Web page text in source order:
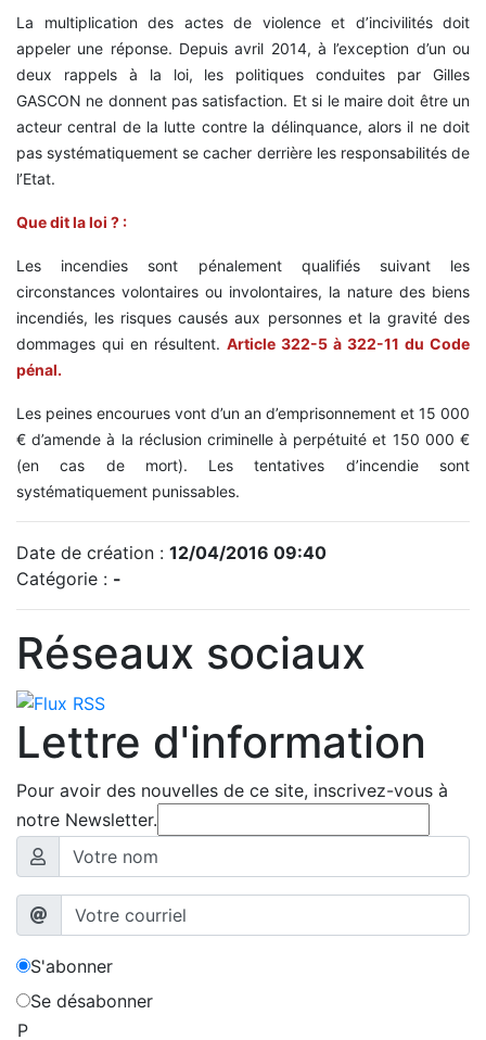
La multiplication des actes de violence et d’incivilités doit
appeler une réponse. Depuis avril 2014, à l’exception d’un ou
deux rappels à la loi, les politiques conduites par Gilles
GASCON ne donnent pas satisfaction. Et si le maire doit être un
acteur central de la lutte contre la délinquance, alors il ne doit
pas systématiquement se cacher derrière les responsabilités de
l’Etat.
Que dit la loi ? :
Les incendies sont pénalement qualifiés suivant les
circonstances volontaires ou involontaires, la nature des biens
incendiés, les risques causés aux personnes et la gravité des
dommages qui en résultent. Article 322-5 à 322-11 du Code
pénal.
Les peines encourues vont d’un an d’emprisonnement et 15 000
€ d’amende à la réclusion criminelle à perpétuité et 150 000 €
(en cas de mort). Les tentatives d’incendie sont
systématiquement punissables.
Date de création : 12/04/2016 09:40
Catégorie : -
Réseaux sociaux
Lettre d'information
Pour avoir des nouvelles de ce site, inscrivez-vous à
notre Newsletter.
S'abonner
Se désabonner
P